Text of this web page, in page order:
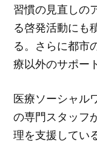
習慣の見直しの
る啓発活動にも
る。さらに都市
療以外のサポー
医療ソーシャル
の専門スタッフ
理を支援してい